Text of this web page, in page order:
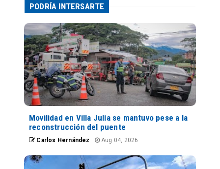
PODRÍA INTERSARTE
Movilidad en Villa Julia se mantuvo pese a la
reconstrucción del puente
Carlos Hernández Aug 04, 2026